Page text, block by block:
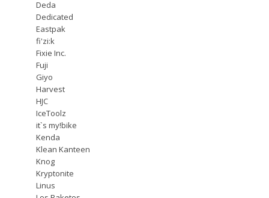
Deda
Dedicated
Eastpak
fi'zi:k
Fixie Inc.
Fuji
Giyo
Harvest
HJC
IceToolz
it`s my!bike
Kenda
Klean Kanteen
Knog
Kryptonite
Linus